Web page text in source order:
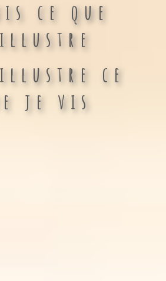
ce que
ce
je vis